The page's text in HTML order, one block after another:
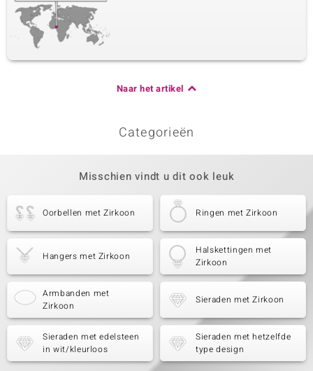
Naar het artikel
Categorieën
Misschien vindt u dit ook leuk
Oorbellen met Zirkoon Ringen met Zirkoon
Hangers met Zirkoon
Halskettingen met
Zirkoon
Armbanden met
Zirkoon
Sieraden met Zirkoon
Sieraden met edelsteen
in wit/kleurloos
Sieraden met hetzelfde
type design